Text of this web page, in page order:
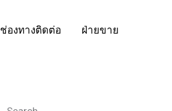
ช่องทางติดต่อ ฝ่ายขาย